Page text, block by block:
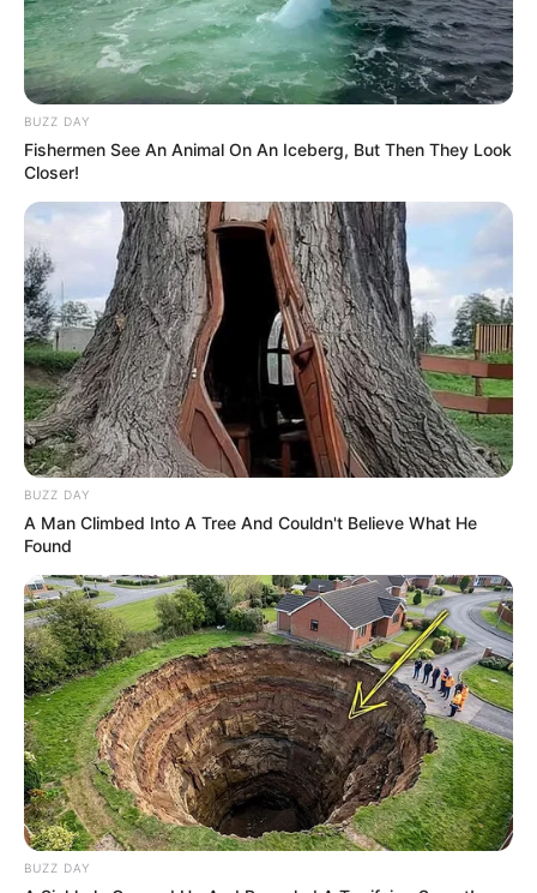
BUZZ DAY
Fishermen See An Animal On An Iceberg, But Then They Look
Closer!
BUZZ DAY
A Man Climbed Into A Tree And Couldn't Believe What He
Found
BUZZ DAY